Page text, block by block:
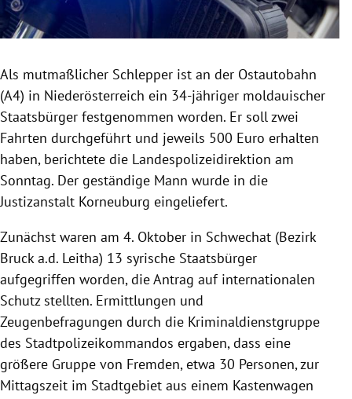
Untermenü
Untermenü
Untermenü
Als mutmaßlicher Schlepper ist an der Ostautobahn
(A4) in Niederösterreich ein 34-jähriger moldauischer
Staatsbürger festgenommen worden. Er soll zwei
Fahrten durchgeführt und jeweils 500 Euro erhalten
haben, berichtete die Landespolizeidirektion am
Sonntag. Der geständige Mann wurde in die
Justizanstalt Korneuburg eingeliefert.
Zunächst waren am 4. Oktober in Schwechat (Bezirk
Bruck a.d. Leitha) 13 syrische Staatsbürger
aufgegriffen worden, die Antrag auf internationalen
Schutz stellten. Ermittlungen und
Zeugenbefragungen durch die Kriminaldienstgruppe
des Stadtpolizeikommandos ergaben, dass eine
größere Gruppe von Fremden, etwa 30 Personen, zur
Mittagszeit im Stadtgebiet aus einem Kastenwagen